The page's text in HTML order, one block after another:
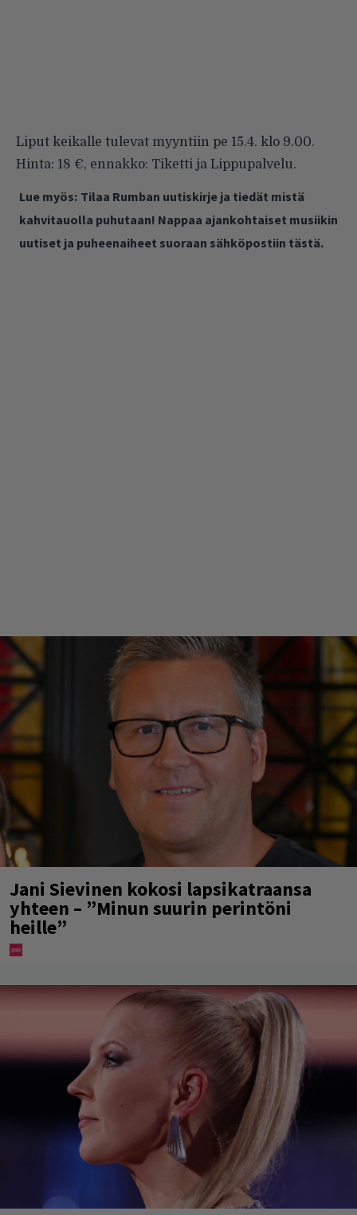
Liput keikalle tulevat myyntiin pe 15.4. klo 9.00.
Hinta: 18 €, ennakko: Tiketti ja Lippupalvelu.
Lue myös: Tilaa Rumban uutiskirje ja tiedät mistä
kahvitauolla puhutaan! Nappaa ajankohtaiset musiikin
uutiset ja puheenaiheet suoraan sähköpostiin tästä.
Jani Sievinen kokosi lapsikatraansa
yhteen – ”Minun suurin perintöni
heille”